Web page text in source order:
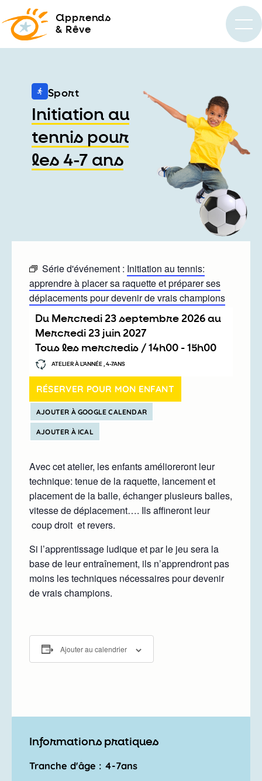
apprends
& Rêve
Sport
Initiation au
tennis pour
les 4-7 ans
Série d'événement : Initiation au tennis:
apprendre à placer sa raquette et préparer ses
déplacements pour devenir de vrais champions
Du mercredi 23 septembre 2026au
mercredi 23 juin 2027
Tous les mercredis / 14h00 - 15h00
ATELIER À L’ANNÉE , 4-7ANS
RÉSERVER POUR MON ENFANT
AJOUTER À GOOGLE CALENDAR
AJOUTER À ICAL
Avec cet atelier, les enfants amélioreront leur
technique: tenue de la raquette, lancement et
placement de la balle, échanger plusieurs balles,
vitesse de déplacement…. Ils affineront leur
coup droit et revers.
Si l’apprentissage ludique et par le jeu sera la
base de leur entraînement, ils n’apprendront pas
moins les techniques nécessaires pour devenir
de vrais champions.
Ajouter au calendrier
Informations pratiques
Tranche d'âge : 4-7ans